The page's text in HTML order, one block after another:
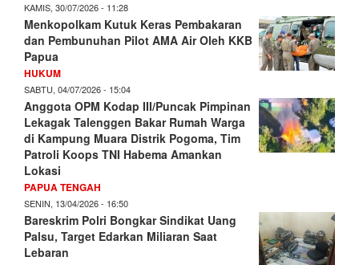
KAMIS, 30/07/2026 - 11:28
Menkopolkam Kutuk Keras Pembakaran
dan Pembunuhan Pilot AMA Air Oleh KKB
Papua
HUKUM
SABTU, 04/07/2026 - 15:04
Anggota OPM Kodap III/Puncak Pimpinan
Lekagak Talenggen Bakar Rumah Warga
di Kampung Muara Distrik Pogoma, Tim
Patroli Koops TNI Habema Amankan
Lokasi
PAPUA TENGAH
SENIN, 13/04/2026 - 16:50
Bareskrim Polri Bongkar Sindikat Uang
Palsu, Target Edarkan Miliaran Saat
Lebaran